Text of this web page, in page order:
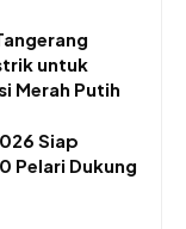
untuk
Merah Putih
Siap
Pelari Dukung